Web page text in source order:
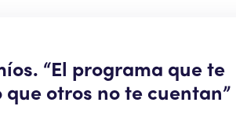
“El programa que te
otros no te cuentan”